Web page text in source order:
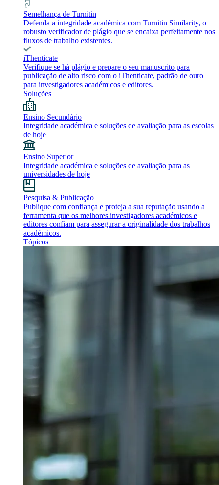
Semelhança de Turnitin
Defenda a integridade académica com Turnitin Similarity, o
robusto verificador de plágio que se encaixa perfeitamente nos
fluxos de trabalho existentes.
iThenticate
Verifique se há plágio e prepare o seu manuscrito para
publicação de alto risco com o iThenticate, padrão de ouro
para investigadores académicos e editores.
Soluções
Ensino Secundário
Integridade académica e soluções de avaliação para as escolas
de hoje
Ensino Superior
Integridade académica e soluções de avaliação para as
universidades de hoje
Pesquisa & Publicação
Publique com confiança e proteja a sua reputação usando a
ferramenta que os melhores investigadores académicos e
editores confiam para assegurar a originalidade dos trabalhos
académicos.
Tópicos